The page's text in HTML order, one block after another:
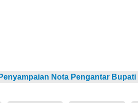
Nota Pengantar Bupati